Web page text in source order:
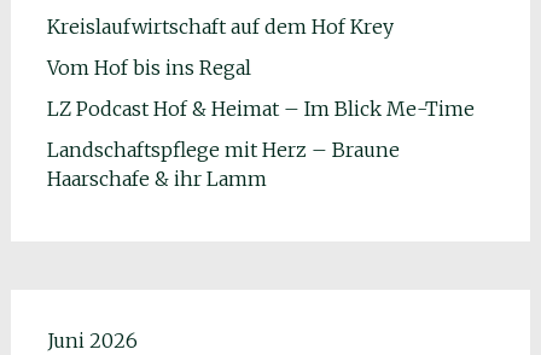
Kreislaufwirtschaft auf dem Hof Krey
Vom Hof bis ins Regal
LZ Podcast Hof & Heimat – Im Blick Me-Time
Landschaftspflege mit Herz – Braune
Haarschafe & ihr Lamm
Juni 2026